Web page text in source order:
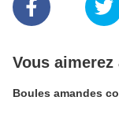
Vous aimerez
Boules amandes